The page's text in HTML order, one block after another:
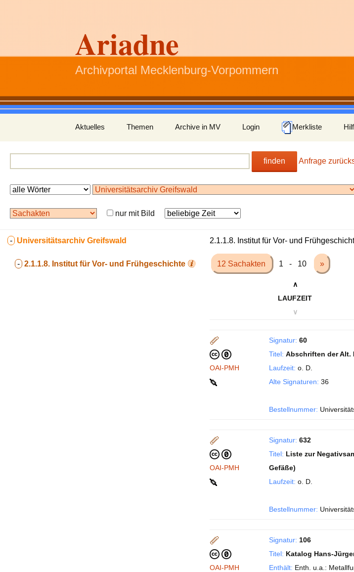
Ariadne
Archivportal Mecklenburg-Vorpommern
Inhalt
springen
Aktuelles Themen Archive in MV Login Merkliste
finden Anfrage
nur mit Bild
- Universitätsarchiv Greifswald
- 2.1.1.8. Institut für Vor- und Frühgeschichte
2.1.1.8. Institut für Vor- und
12 Sachakten 1 - 10 »
∧
LAUFZEIT
∨
OAI-PMH
Signatur: 60
Titel: Abschriften der Alt.
Laufzeit: o. D.
Alte Signaturen: 36
Bestellnummer:
OAI-PMH
Signatur: 632
Titel: Liste zur
Gefäße)
Laufzeit: o. D.
Bestellnummer:
OAI-PMH
Signatur: 106
Titel: Katalog Hans-
Enthält: Enth. u.a.: